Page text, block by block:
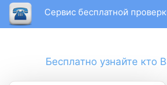
Сервис бесплатной
Бесплатно узнайте кто